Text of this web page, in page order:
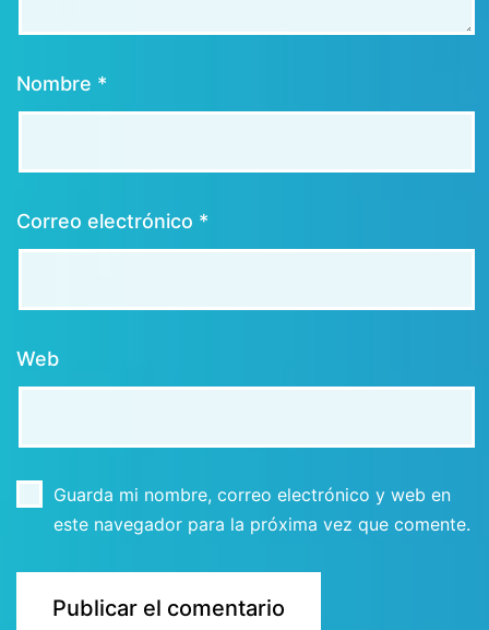
Nombre *
Correo electrónico *
Web
Guarda mi nombre, correo electrónico y web en
este navegador para la próxima vez que comente.